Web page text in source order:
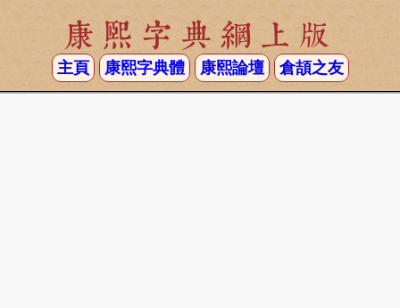
康熙字典網上版
主頁 康熙字典體 康熙論壇 倉頡之友